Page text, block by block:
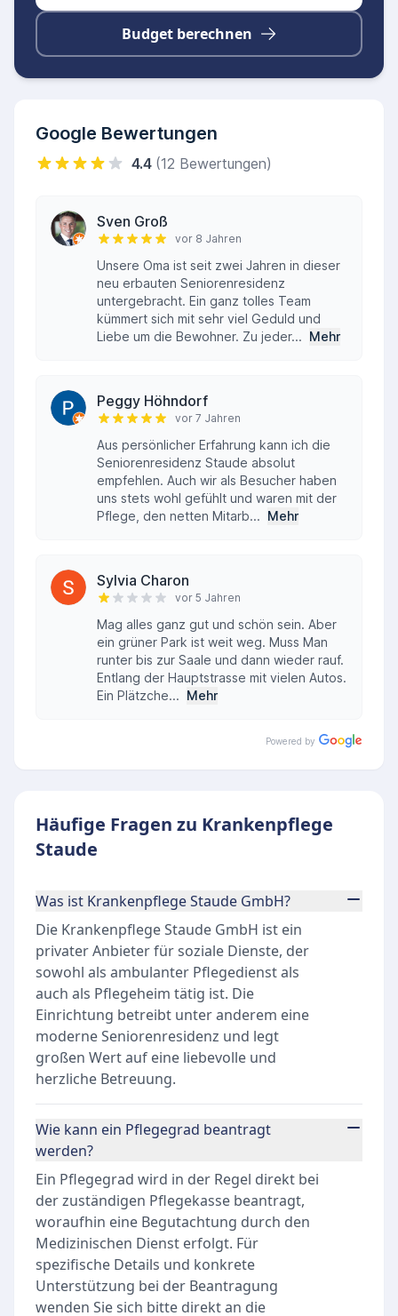
pflegerische Unterstützung.
Budget berechnen
Google Bewertungen
4.4 (12 Bewertungen)
Sven Groß
vor 8 Jahren
Unsere Oma ist seit zwei Jahren in dieser
neu erbauten Seniorenresidenz
untergebracht. Ein ganz tolles Team
kümmert sich mit sehr viel Geduld und
Liebe um die Bewohner. Zu jeder... Mehr
Peggy Höhndorf
vor 7 Jahren
Aus persönlicher Erfahrung kann ich die
Seniorenresidenz Staude absolut
empfehlen. Auch wir als Besucher haben
uns stets wohl gefühlt und waren mit der
Pflege, den netten Mitarb... Mehr
Sylvia Charon
vor 5 Jahren
Mag alles ganz gut und schön sein. Aber
ein grüner Park ist weit weg. Muss Man
runter bis zur Saale und dann wieder rauf.
Entlang der Hauptstrasse mit vielen Autos.
Ein Plätzche... Mehr
Powered by
Häufige Fragen zu Krankenpflege
Staude
Was ist Krankenpflege Staude GmbH?
Die Krankenpflege Staude GmbH ist ein
privater Anbieter für soziale Dienste, der
sowohl als ambulanter Pflegedienst als
auch als Pflegeheim tätig ist. Die
Einrichtung betreibt unter anderem eine
moderne Seniorenresidenz und legt
großen Wert auf eine liebevolle und
herzliche Betreuung.
Wie kann ein Pflegegrad beantragt
werden?
Ein Pflegegrad wird in der Regel direkt bei
der zuständigen Pflegekasse beantragt,
woraufhin eine Begutachtung durch den
Medizinischen Dienst erfolgt. Für
spezifische Details und konkrete
Unterstützung bei der Beantragung
wenden Sie sich bitte direkt an die